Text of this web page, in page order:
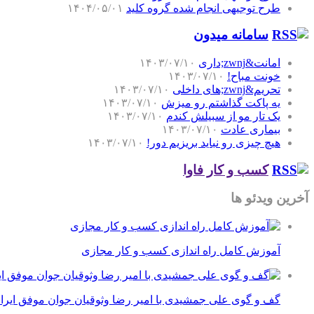
طرح توجیهی انجام شده گروه کلید ۱۴۰۴/۰۵/۰۱
سامانه میدون
امانت&zwnj;داری
۱۴۰۳/۰۷/۱۰
خونت مباح! ۱۴۰۳/۰۷/۱۰
تحریم&zwnj;های داخلی
۱۴۰۳/۰۷/۱۰
یه پاکت گذاشتم رو میزش ۱۴۰۳/۰۷/۱۰
یک تار مو از سبیلش کندم ۱۴۰۳/۰۷/۱۰
بیماری عادت ۱۴۰۳/۰۷/۱۰
هیچ چیزی رو نباید بریزیم دور! ۱۴۰۳/۰۷/۱۰
کسب و کار فاوا
آخرین ویدئو ها
آموزش کامل راه اندازی کسب و کار مجازی
گف و گوی علی جمشیدی با امیر رضا وثوقیان جوان موفق